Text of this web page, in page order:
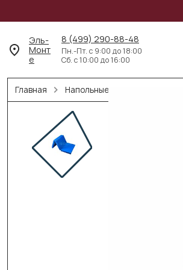
Эль-
Монт
е
8 (499) 290-88-48
Пн.-Пт. с 9:00 до 18:00
Сб. с 10:00 до 16:00
Главная Напольные покрытия